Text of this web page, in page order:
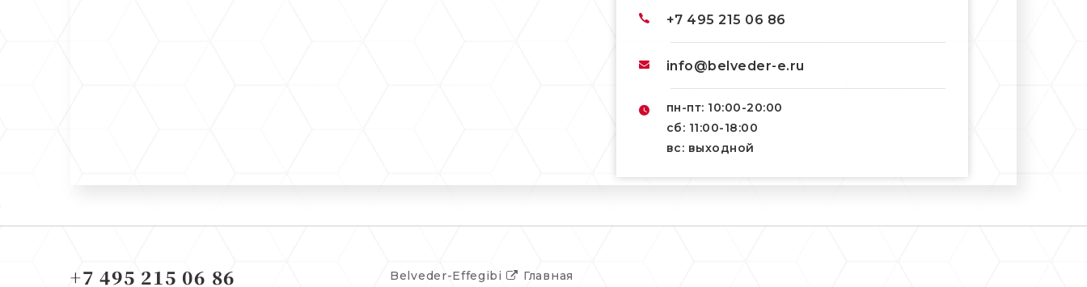
+7 495 215 06 86
info@belveder-e.ru
пн-пт: 10:00-20:00
сб: 11:00-18:00
вс: выходной
+7 495 215 06 86 Главная
Belveder-Effegibi